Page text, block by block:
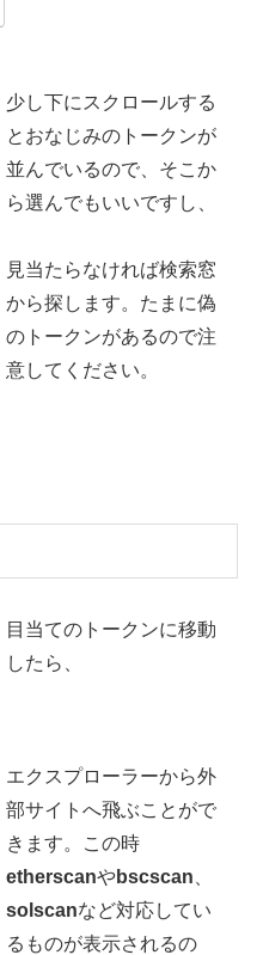
少し下にスクロールする
とおなじみのトークンが
並んでいるので、そこか
ら選んでもいいですし、
見当たらなければ検索窓
から探します。たまに偽
のトークンがあるので注
意してください。
目当てのトークンに移動
したら、
エクスプローラーから外
部サイトへ飛ぶことがで
きます。この時
etherscanやbscscan
solscanなど対応してい
るものが表示されるの